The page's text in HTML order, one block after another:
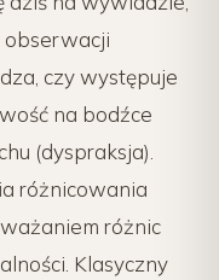
obserwacji
czy występuje
na bodźce
(dyspraksja).
różnicowania
różnic
Klasyczny